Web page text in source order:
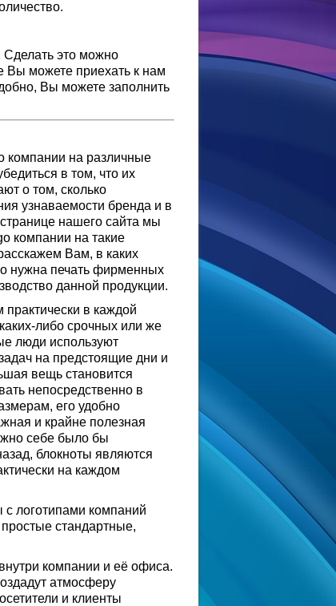
Сделать это можно
Вы можете приехать к нам
Вы можете заполнить
компании на различные
в том, что их
о том, сколько
узнаваемости бренда и в
нашего сайта мы
компании на такие
Вам, в каких
нужна печать фирменных
данной продукции.
практически в каждой
либо срочных или же
люди используют
на предстоящие дни и
вещь становится
непосредственно в
его удобно
и крайне полезная
себе было бы
блокноты являются
на каждом
с логотипами компаний
стандартные,
компании и её офиса.
атмосферу
и клиенты